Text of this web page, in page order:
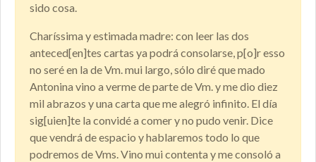
sido cosa.
Charíssima y estimada madre: con leer las dos
anteced[en]tes cartas ya podrá consolarse, p[o]r esso
no seré en la de Vm. mui largo, sólo diré que mado
Antonina vino a verme de parte de Vm. y me dio diez
mil abrazos y una carta que me alegró infinito. El día
sig[uien]te la convidé a comer y no pudo venir. Dice
que vendrá de espacio y hablaremos todo lo que
podremos de Vms. Vino mui contenta y me consoló a